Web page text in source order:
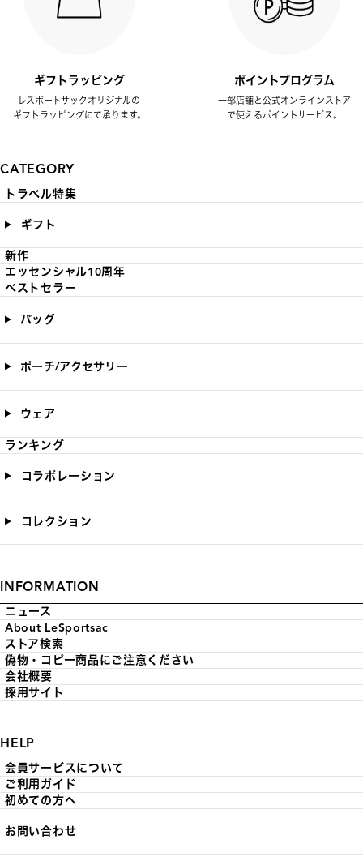
ギフトラッピング
レスポートサックオリジナルの
ギフトラッピングにて承ります。
ポイントプログラム
一部店舗と公式オンラインストア
で使えるポイントサービス。
CATEGORY
トラベル特集
ギフト
新作
エッセンシャル10周年
ベストセラー
バッグ
ポーチ/アクセサリー
ウェア
ランキング
コラボレーション
コレクション
INFORMATION
ニュース
About LeSportsac
ストア検索
偽物・コピー商品にご注意ください
会社概要
採用サイト
HELP
会員サービスについて
ご利用ガイド
初めての方へ
お問い合わせ